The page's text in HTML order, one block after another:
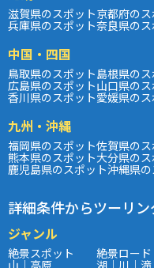
滋賀県のスポット京都府の
兵庫県のスポット奈良県のス
中国・四国
鳥取県のスポット島根県の
広島県のスポット山口県の
香川県のスポット愛媛県の
九州・沖縄
福岡県のスポット佐賀県のス
熊本県のスポット大分県のス
鹿児島県のスポット沖縄県
詳細条件からツーリ
ジャンル
絶景スポット 絶景ロード
山｜高原 湖｜川｜滝